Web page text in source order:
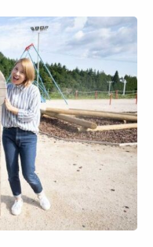
運営会社
プライバシーポリシー
お問合せ